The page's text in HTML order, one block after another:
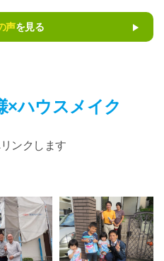
声を見る
×ハウスメイク
ンクします